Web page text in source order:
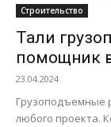
Строительство
Тали
помощник
23.04.2024
Грузоподъемные
любого проекта.